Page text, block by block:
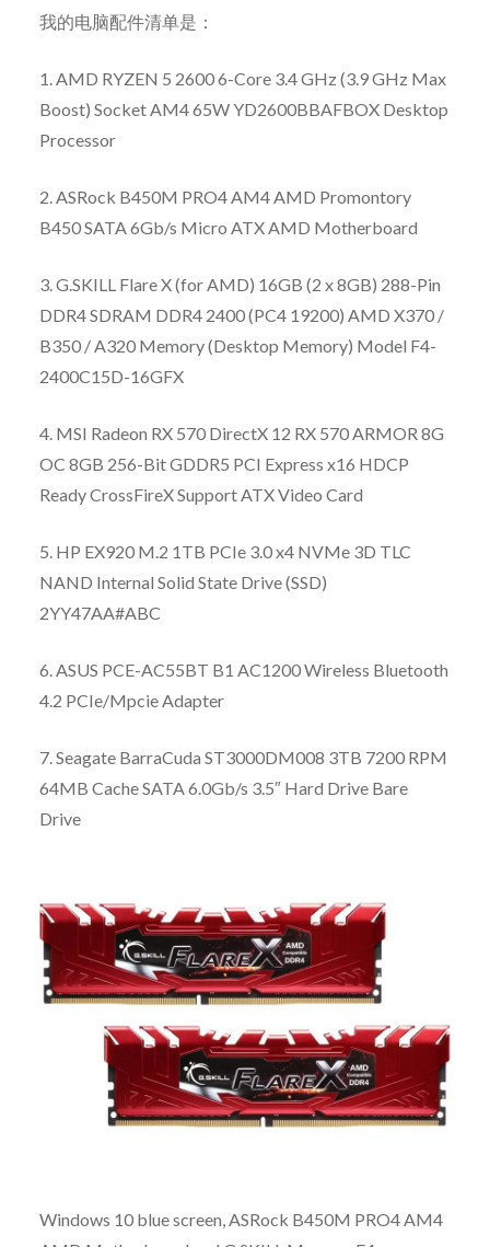
我的电脑配件清单是：
1. AMD RYZEN 5 2600 6-Core 3.4 GHz (3.9 GHz Max
Boost) Socket AM4 65W YD2600BBAFBOX Desktop
Processor
2. ASRock B450M PRO4 AM4 AMD Promontory
B450 SATA 6Gb/s Micro ATX AMD Motherboard
3. G.SKILL Flare X (for AMD) 16GB (2 x 8GB) 288-Pin
DDR4 SDRAM DDR4 2400 (PC4 19200) AMD X370 /
B350 / A320 Memory (Desktop Memory) Model F4-
2400C15D-16GFX
4. MSI Radeon RX 570 DirectX 12 RX 570 ARMOR 8G
OC 8GB 256-Bit GDDR5 PCI Express x16 HDCP
Ready CrossFireX Support ATX Video Card
5. HP EX920 M.2 1TB PCIe 3.0 x4 NVMe 3D TLC
NAND Internal Solid State Drive (SSD)
2YY47AA#ABC
6. ASUS PCE-AC55BT B1 AC1200 Wireless Bluetooth
4.2 PCIe/Mpcie Adapter
7. Seagate BarraCuda ST3000DM008 3TB 7200 RPM
64MB Cache SATA 6.0Gb/s 3.5″ Hard Drive Bare
Drive
Windows 10 blue screen, ASRock B450M PRO4 AM4